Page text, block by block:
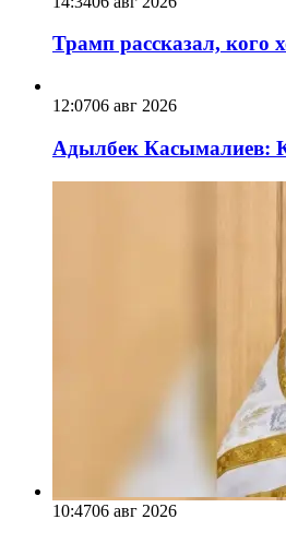
Трамп рассказал, кого
12:0706 авг 2026
Адылбек Касымалиев:
10:4706 авг 2026